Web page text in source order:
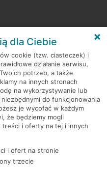
dla Ciebie
cookie (tzw. ciasteczek) i
działanie serwisu,
potrzeb, a także
na innych stronach
na wykorzystywanie lub
do funkcjonowania
je wycofać w każdym
że będziemy mogli
treści i oferty na tej i innych
i ofert na stronie
trzecie